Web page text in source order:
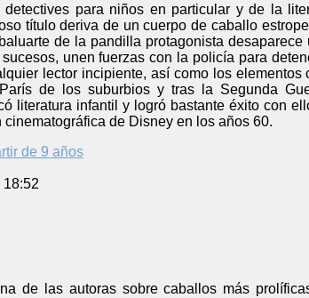
para niños en particular y de la
título deriva de un cuerpo de caballo
de la pandilla protagonista
unen fuerzas con la policía para
lector incipiente, así como los
de los suburbios y tras la Segunda
literatura infantil y logró bastante éxito con
de Disney en los años 60.
de 9 años
18:52
de las autoras sobre caballos más